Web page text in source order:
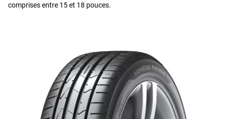
comprises entre 15 et 18 pouces.